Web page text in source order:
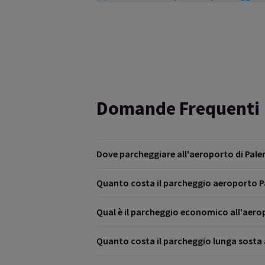
Domande Frequenti
Dove parcheggiare all'aeroporto di
I parcheggi interni dell’aeroporto
Quanto costa il parcheggio aeroporto
Il P3 low cost ha una tariffa giornaliera di
Attraverso Looking4.com troverai tante
Qual è il parcheggio economico
Come indica il nome stesso, il
Quanto costa il parcheggio lunga sosta